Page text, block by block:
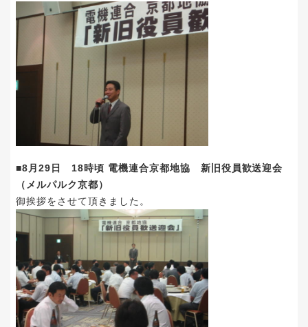
■8月29日 18時頃 電機連合京都地協 新旧役員歓送迎会
（メルパルク京都）
御挨拶をさせて頂きました。